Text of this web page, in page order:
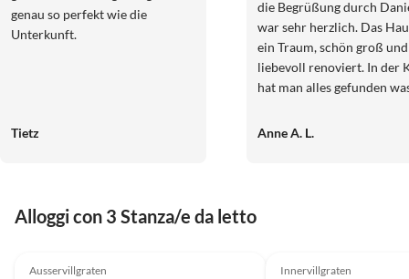
genau so perfekt wie die
Unterkunft.
Tietz
die Begrüßung durch
war sehr herzlich. Das Haus ist
ein Traum, schön groß und
liebevoll renoviert. In der
hat man alles gefunden was man
waren vorhanden, es
Stauderlift (geeignet für
Anne A. L.
Alloggi con 3 Stanza/e da letto
Ausservillgraten Innervillgraten